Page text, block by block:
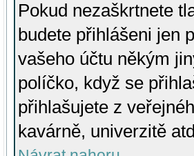
Pokud nezaškrtnete
budete přihlášeni jen
vašeho účtu někým
políčko, když se
přihlašujete z
kavárně, univerzitě